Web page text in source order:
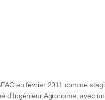
en février 2011 comme
d'Ingénieur Agronome, avec